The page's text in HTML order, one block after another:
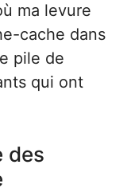
ma levure
cache dans
pile de
qui ont
des